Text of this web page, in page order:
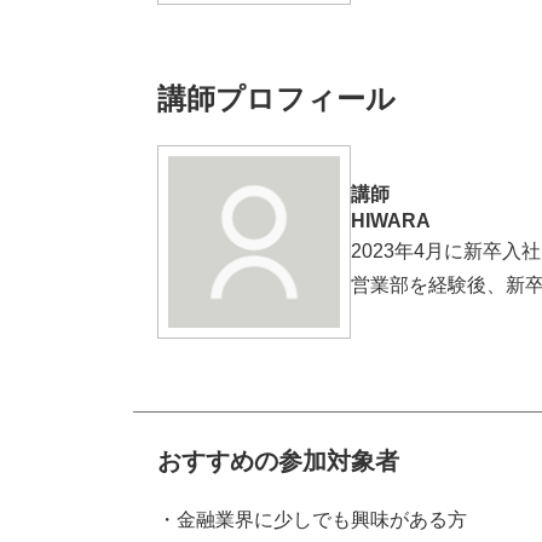
講師プロフィール
講師
HIWARA
2023年4月に新卒入社
営業部を経験後、新
おすすめの参加対象者
・金融業界に少しでも興味がある方